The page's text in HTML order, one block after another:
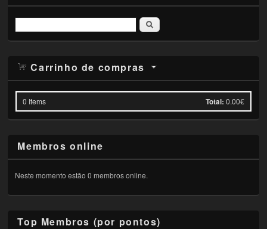
Pesquisar
Carrinho de compras
0 Items Total: 0.00€
Membros online
Neste momento estão 0 membros online.
Top Membros (por pontos)